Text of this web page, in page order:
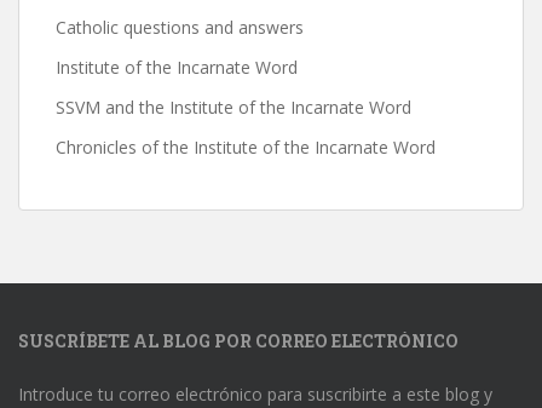
Catholic questions and answers
Institute of the Incarnate Word
SSVM and the Institute of the Incarnate Word
Chronicles of the Institute of the Incarnate Word
SUSCRÍBETE AL BLOG POR CORREO ELECTRÓNICO
Introduce tu correo electrónico para suscribirte a este blog y